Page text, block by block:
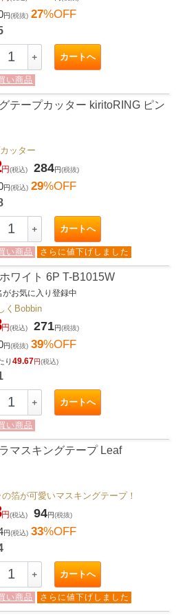
円(税抜) 27%OFF
＋ カートへ
い商品
テープカッター kiritoRING ピン
ッター
円(税込) 284円(税抜)
円(税込) 29%OFF
＋ カートへ
い商品 さらに値下げしました
ワイト 6P T-B1015W
がお気に入り登録中
くBobbin
円(税込) 271円(税抜)
円(税抜) 39%OFF
り49.67円(税込)
＋ カートへ
い商品
マスキングテープ Leaf
箔が可愛いマスキングテープ！
円(税込) 94円(税抜)
円(税込) 33%OFF
＋ カートへ
い商品 さらに値下げしました